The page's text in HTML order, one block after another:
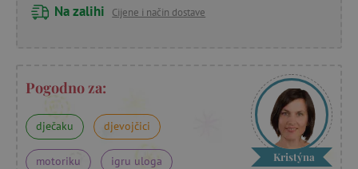
Na zalihi Cijene i način dostave
Pogodno za:
dječaku djevojčici
motoriku igru uloga Kristýna